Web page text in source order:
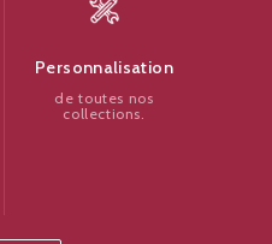
Personnalisation
de toutes nos
collections.